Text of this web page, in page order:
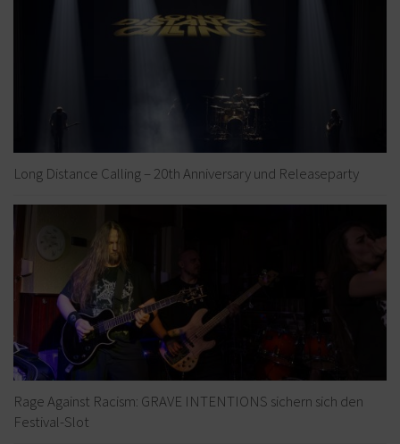
Long Distance Calling – 20th Anniversary und Releaseparty
Rage Against Racism: GRAVE INTENTIONS sichern sich den
Festival-Slot